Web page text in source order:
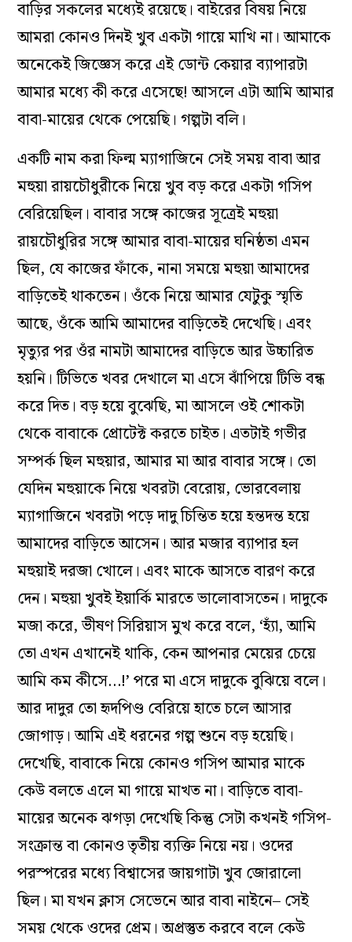
বাড়ির সকলের মধ‌্যেই রয়েছে। বাইরের বিষয় নিয়ে
আমরা কোনও দিনই খুব একটা গায়ে মাখি না। আমাকে
অনেকেই জিজ্ঞেস করে এই ডোন্ট কেয়ার ব‌্যাপারটা
আমার মধ‌্যে কী করে এসেছে! আসলে এটা আমি আমার
বাবা-মায়ের থেকে পেয়েছি। গল্পটা বলি।
একটি নাম করা ফিল্ম ম‌্যাগাজিনে সেই সময় বাবা আর
মহুয়া রায়চৌধুরীকে নিয়ে খুব বড় করে একটা গসিপ
বেরিয়েছিল। বাবার সঙ্গে কাজের সূত্রেই মহুয়া
রায়চৌধুরির সঙ্গে আমার বাবা-মায়ের ঘনিষ্ঠতা এমন
ছিল, যে কাজের ফাঁকে, নানা সময়ে মহুয়া আমাদের
বাড়িতেই থাকতেন। ওঁকে নিয়ে আমার যেটুকু স্মৃতি
আছে, ওঁকে আমি আমাদের বাড়িতেই দেখেছি। এবং
মৃত‌্যুর পর ওঁর নামটা আমাদের বাড়িতে আর উচ্চারিত
হয়নি। টিভিতে খবর দেখালে মা এসে ঝাঁপিয়ে টিভি বন্ধ
করে দিত। বড় হয়ে বুঝেছি, মা আসলে ওই শোকটা
থেকে বাবাকে প্রোটেক্ট করতে চাইত। এতটাই গভীর
সম্পর্ক ছিল মহুয়ার, আমার মা আর বাবার সঙ্গে। তো
যেদিন মহুয়াকে নিয়ে খবরটা বেরোয়, ভোরবেলায়
ম‌্যাগাজিনে খবরটা পড়ে দাদু চিন্তিত হয়ে হন্তদন্ত হয়ে
আমাদের বাড়িতে আসেন। আর মজার ব‌্যাপার হল
মহুয়াই দরজা খোলে। এবং মাকে আসতে বারণ করে
দেন। মহুয়া খুবই ইয়ার্কি মারতে ভালোবাসতেন। দাদুকে
মজা করে, ভীষণ সিরিয়াস মুখ করে বলে, ‘হ‌্যাঁ, আমি
তো এখন এখানেই থাকি, কেন আপনার মেয়ের চেয়ে
আমি কম কীসে…!’ পরে মা এসে দাদুকে বুঝিয়ে বলে।
আর দাদুর তো হৃদপিণ্ড বেরিয়ে হাতে চলে আসার
জোগাড়। আমি এই ধরনের গল্প শুনে বড় হয়েছি।
দেখেছি, বাবাকে নিয়ে কোনও গসিপ আমার মাকে
কেউ বলতে এলে মা গায়ে মাখত না। বাড়িতে বাবা-
মায়ের অনেক ঝগড়া দেখেছি কিন্তু সেটা কখনই গসিপ-
সংক্রান্ত বা কোনও তৃতীয় ব‌্যক্তি নিয়ে নয়। ওদের
পরস্পরের মধ‌্যে বিশ্বাসের জায়গাটা খুব জোরালো
ছিল। মা যখন ক্লাস সেভেনে আর বাবা নাইনে– সেই
সময় থেকে ওদের প্রেম। অপ্রস্তুত করবে বলে কেউ